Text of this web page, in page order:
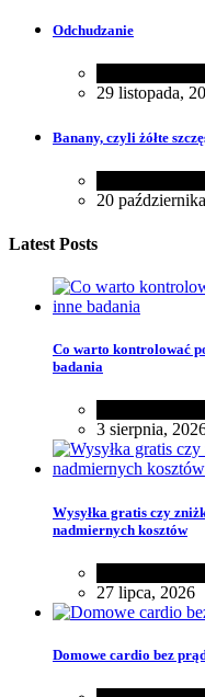
Odchudzanie
29 listopada,
Banany, czyli żółte
20
Latest Posts
Co warto kontrolować
badania
3 sierpnia,
Wysyłka gratis czy
nadmiernych kosztów
27 lipca, 2026
Domowe cardio bez